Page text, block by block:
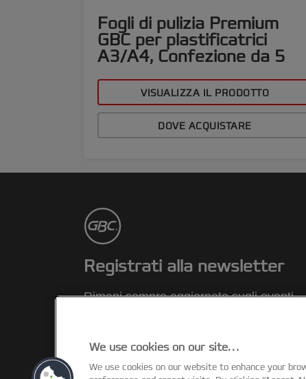
Fogli di pulizia Premium
GBC per plastificatrici
A3/A4, Confezione da 5
VISUALIZZA IL PRODOTTO
DOVE ACQUISTARE
Registrati alla newsletter
Rimani sempre aggiornato sugli eventi
casella di posta elettronica.
We use cookies on our site…
We use cookies on our website to enhance your